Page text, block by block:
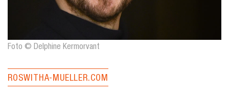
Foto © Delphine Kermorvant
ROSWITHA-MUELLER.COM